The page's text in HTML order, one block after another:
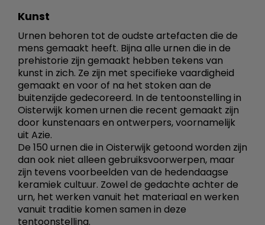
Kunst
Urnen behoren tot de oudste artefacten die de
mens gemaakt heeft. Bijna alle urnen die in de
prehistorie zijn gemaakt hebben tekens van
kunst in zich. Ze zijn met specifieke vaardigheid
gemaakt en voor of na het stoken aan de
buitenzijde gedecoreerd. In de tentoonstelling in
Oisterwijk komen urnen die recent gemaakt zijn
door kunstenaars en ontwerpers, voornamelijk
uit Azie.
De 150 urnen die in Oisterwijk getoond worden zijn
dan ook niet alleen gebruiksvoorwerpen, maar
zijn tevens voorbeelden van de hedendaagse
keramiek cultuur. Zowel de gedachte achter de
urn, het werken vanuit het materiaal en werken
vanuit traditie komen samen in deze
tentoonstelling.